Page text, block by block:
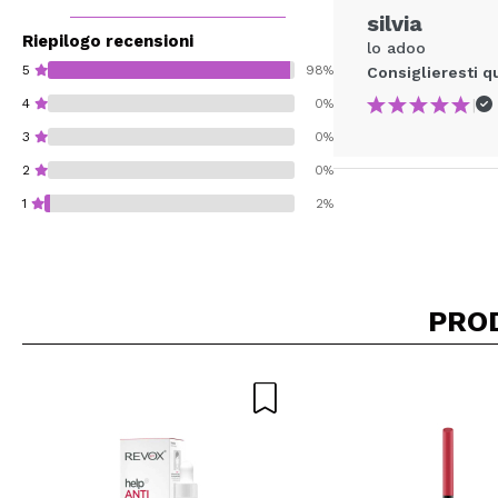
Riepilogo recensioni
5 98%
4 0%
3 0%
2 0%
1 2%
Consiglieresti
silvia
lo adoo
Consiglieresti
|